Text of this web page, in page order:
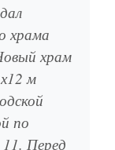
храма
храм
м
по
11. Перед